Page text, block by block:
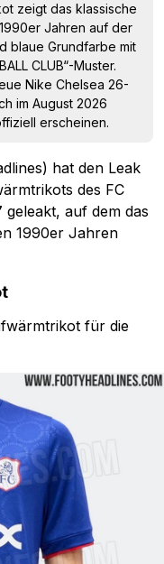
zeigt das klassische
Jahren auf der
blaue Grundfarbe mit
CLUB“-Muster.
Nike Chelsea 26-
im August 2026
erscheinen.
hat den Leak
des FC
auf dem das
1990er Jahren
für die